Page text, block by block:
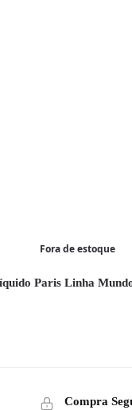
Fora de estoque
Paris Linha
Compra